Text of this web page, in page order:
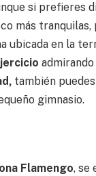
si prefieres
más tranquilas,
ubicada en la
admirando
también
gimnasio.
Flamengo, se